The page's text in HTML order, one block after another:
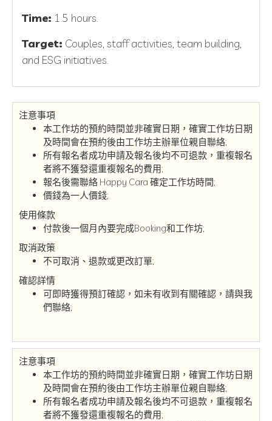
注意事項
本工作坊的預約時間並非確實日期，確實工作坊日期
及時間會在預約後由工作坊主辦單位親自聯絡;
所有報名者成功申請及報名後均不可退款，重複報名
者將不獲發還重複報名的費用;
報名後需聯絡 Happy Cara 確定工作坊時間;
價錢為一人價錢;
使用條款
付款後一個月內要完成Booking和工作坊;
取消政策
不可取消、退款或更改訂單;
確認詳情
可即時獲得預訂確認，如未有收到有關確認，請與我
們聯絡;
注意事項
本工作坊的預約時間並非確實日期，確實工作坊日期
及時間會在預約後由工作坊主辦單位親自聯絡;
所有報名者成功申請及報名後均不可退款，重複報名
者將不獲發還重複報名的費用;
Time: 1.5 hours.
Target: Couples, staff activities, team building,
and ESG initiatives.